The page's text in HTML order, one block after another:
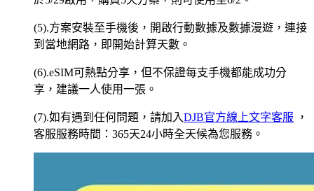
(5).方案安裝至手機後，開啟行動數據及數據漫遊，連接
到當地網路，即開始計算天數。
(6).eSIM可熱點分享，但不保證每支手機都能成功分
享，建議一人使用一張。
(7).如有遇到任何問題，請加入DJB官方線上文字客服 ，
客服服務時間：365天24小時全天候為您服務。